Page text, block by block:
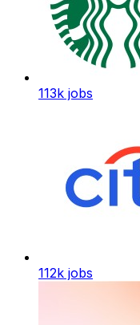
113k jobs
112k jobs